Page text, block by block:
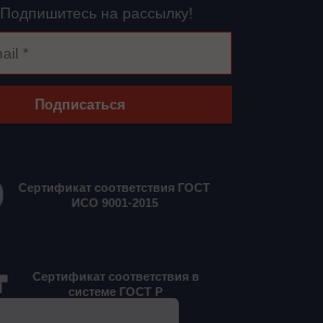
Подпишитесь на рассылку!
Подписаться
Сертификат соответствия ГОСТ
ИСО 9001-2015
Сертификат соответствия в
системе ГОСТ Р